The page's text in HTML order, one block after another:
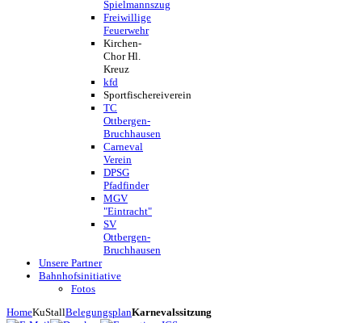
Spielmannszug
Freiwillige
Feuerwehr
Kirchen-
Chor Hl.
Kreuz
kfd
Sportfischereiverein
TC
Ottbergen-
Bruchhausen
Carneval
Verein
DPSG
Pfadfinder
MGV
"Eintracht"
SV
Ottbergen-
Bruchhausen
Unsere Partner
Bahnhofsinitiative
Fotos
HomeKuStallBelegungsplanKarnevalssitzung